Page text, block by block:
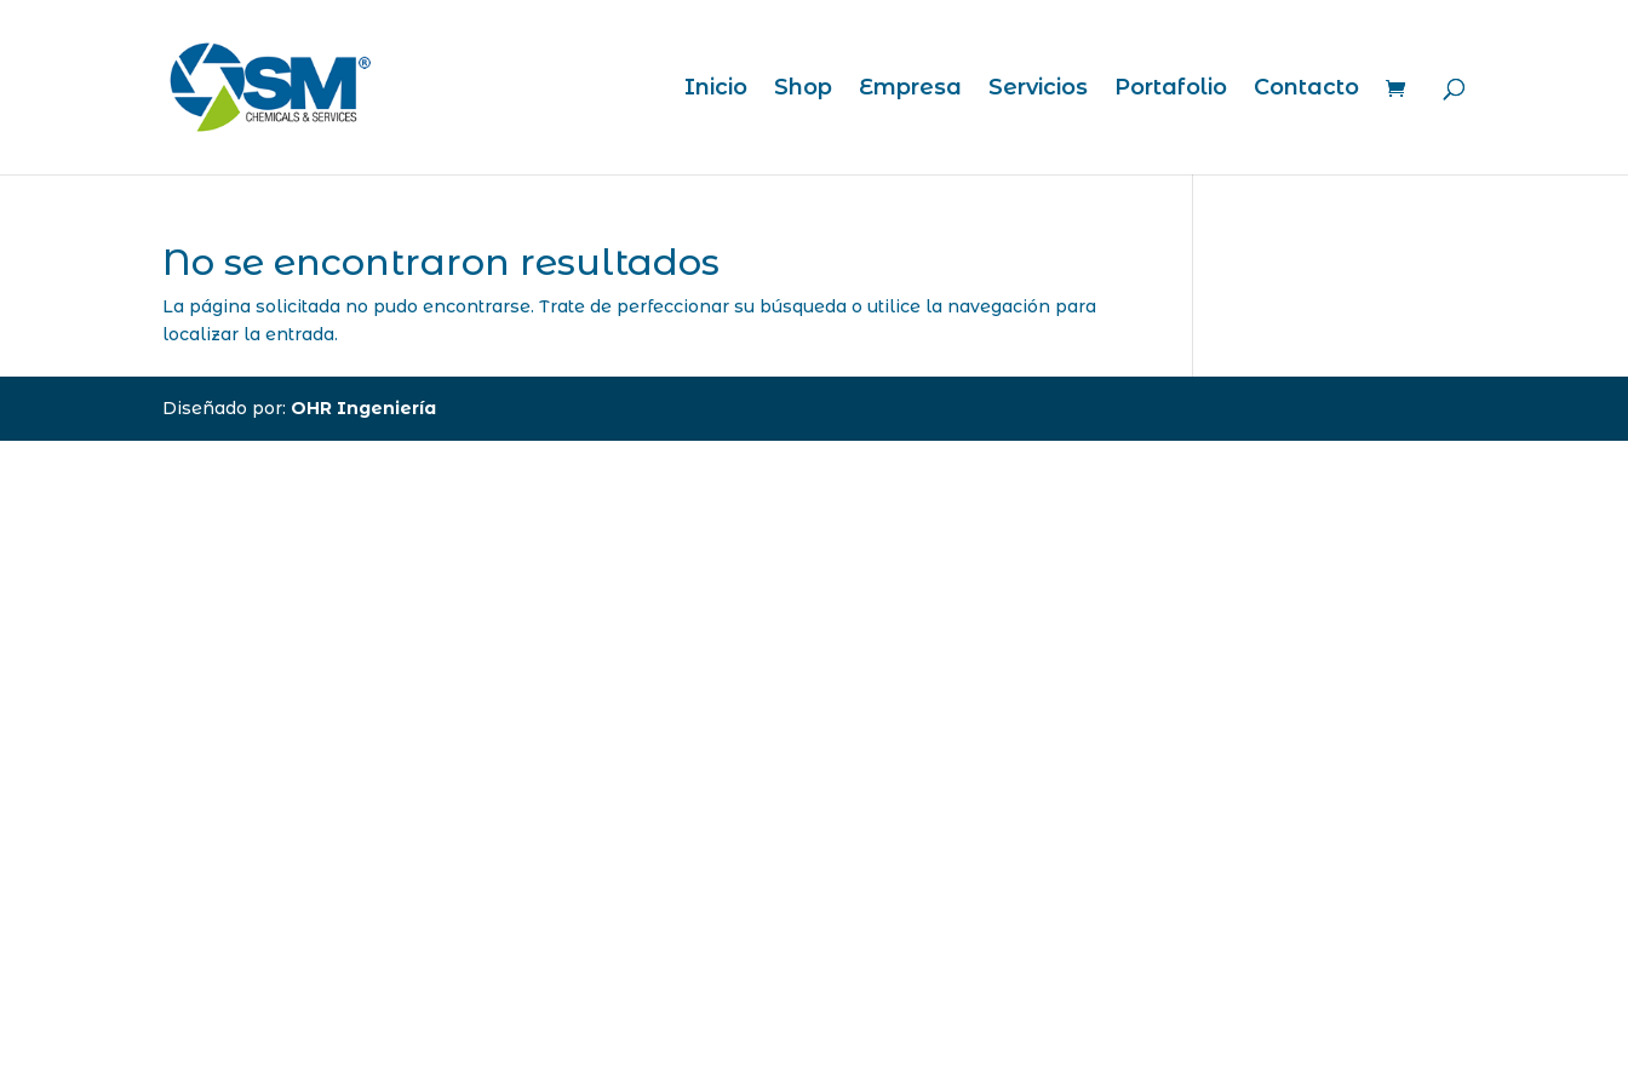
Inicio Shop Empresa Servicios Portafolio Contacto
No se encontraron resultados
La página solicitada no pudo encontrarse. Trate de perfeccionar su búsqueda o utilice la navegación para
localizar la entrada.
Diseñado por: OHR Ingeniería